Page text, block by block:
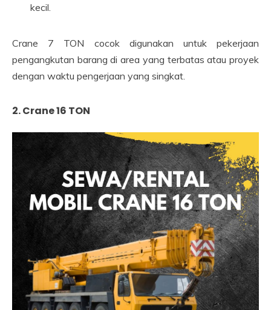
kecil.
Crane 7 TON cocok digunakan untuk pekerjaan
pengangkutan barang di area yang terbatas atau proyek
dengan waktu pengerjaan yang singkat.
2. Crane 16 TON